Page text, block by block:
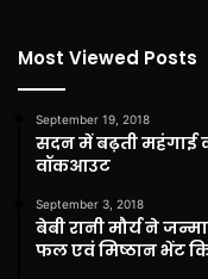
Most Viewed Posts
September 19, 2018
सदन में बढ़ती महंगाई
वॉकआउट
September 3, 2018
बेबी रानी मौर्य ने
फल एवं मिष्ठान भेंट